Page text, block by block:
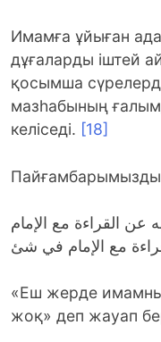
Имамға ұйыған
дұғаларды іштей
қосымша
мазһабының
келіседі. [18]
القراءة مع الإمام
«Еш жерде
жоқ» деп жауап